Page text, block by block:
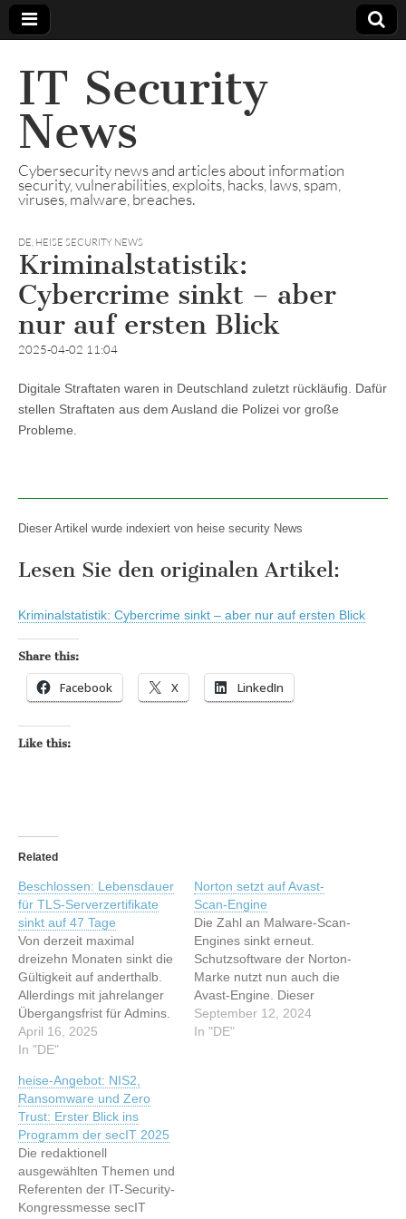
IT Security
News
Cybersecurity news and articles about information
security, vulnerabilities, exploits, hacks, laws, spam,
viruses, malware, breaches.
DE, HEISE SECURITY NEWS
Kriminalstatistik:
Cybercrime sinkt – aber
nur auf ersten Blick
2025-04-02 11:04
Digitale Straftaten waren in Deutschland zuletzt rückläufig. Dafür
stellen Straftaten aus dem Ausland die Polizei vor große
Probleme.
Dieser Artikel wurde indexiert von heise security News
Lesen Sie den originalen Artikel:
Kriminalstatistik: Cybercrime sinkt – aber nur auf ersten Blick
Share this:
Facebook X LinkedIn
Like this:
Related
Beschlossen: Lebensdauer
für TLS-Serverzertifikate
sinkt auf 47 Tage
Von derzeit maximal
dreizehn Monaten sinkt die
Gültigkeit auf anderthalb.
Allerdings mit jahrelanger
Übergangsfrist für Admins.
Dieser Artikel wurde
indexiert von heise security
originalen Artikel:
Beschlossen: Lebensdauer
für TLS-Serverzertifikate
sinkt auf 47 Tage
April 16, 2025
In "DE"
Norton setzt auf Avast-
Scan-Engine
Die Zahl an Malware-Scan-
Engines sinkt erneut.
Schutzsoftware der Norton-
Marke nutzt nun auch die
Avast-Engine. Dieser
Artikel wurde indexiert von
heise Security Lesen Sie
September 12, 2024
In "DE"
heise-Angebot: NIS2,
Ransomware und Zero
Trust: Erster Blick ins
Programm der secIT 2025
Die redaktionell
ausgewählten Themen und
Referenten der IT-Security-
Kongressmesse secIT